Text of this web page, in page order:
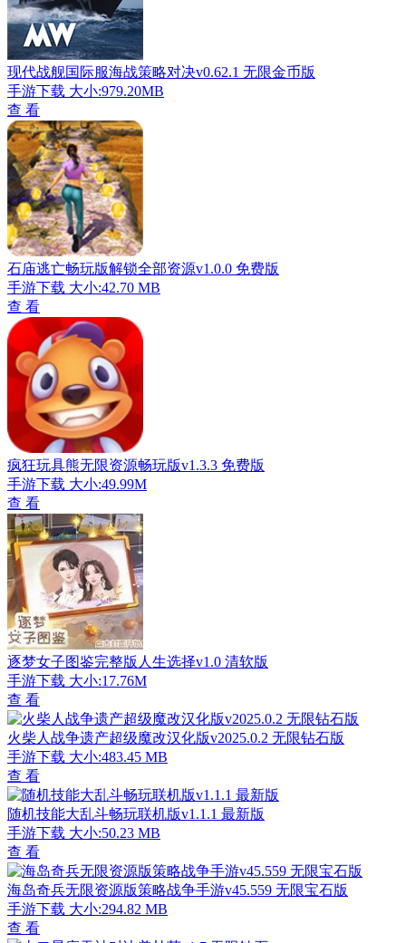
现代战舰国际服海战策略对决v0.62.1 无限金币版
手游下载 大小:979.20MB
查 看
石庙逃亡畅玩版解锁全部资源v1.0.0 免费版
手游下载 大小:42.70 MB
查 看
疯狂玩具熊无限资源畅玩版v1.3.3 免费版
手游下载 大小:49.99M
查 看
逐梦女子图鉴完整版人生选择v1.0 清软版
手游下载 大小:17.76M
查 看
火柴人战争遗产超级魔改汉化版v2025.0.2 无限钻石版
手游下载 大小:483.45 MB
查 看
随机技能大乱斗畅玩联机版v1.1.1 最新版
手游下载 大小:50.23 MB
查 看
海岛奇兵无限资源版策略战争手游v45.559 无限宝石版
手游下载 大小:294.82 MB
查 看